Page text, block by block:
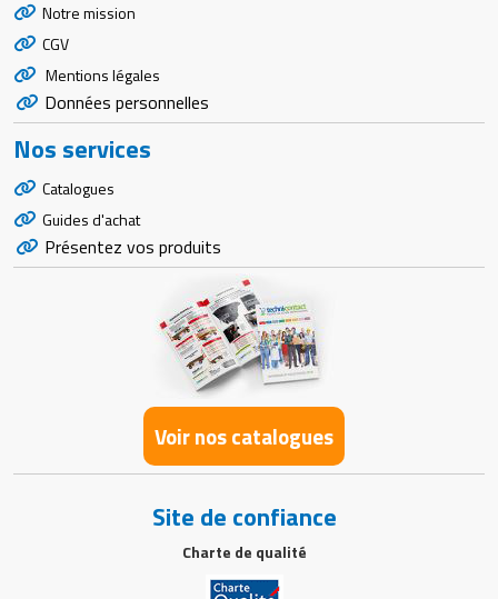
Notre mission
CGV
Mentions légales
Données personnelles
Nos services
Catalogues
Guides d'achat
Présentez vos produits
Voir nos catalogues
Site de confiance
Charte de qualité